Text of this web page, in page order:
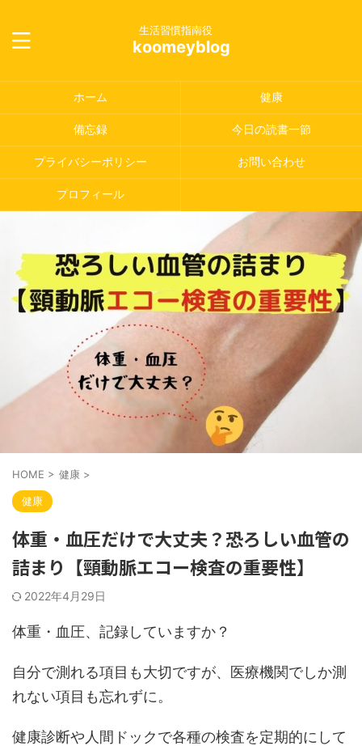
生活習慣指南役
koomeyblog
ホーム 健康
備忘録 今日の読書一節
プライバシーポリシー お問い合わせ
プロフィール
HOME > 健康 >
健康
体重・血圧だけで大丈夫？恐ろしい血管の
詰まり【頸動脈エコー検査の重要性】
2022年4月29日
体重・血圧、記録していますか？
自分で測れる項目も大切ですが、医療機関でしか測
れない項目も忘れずに。
健康診断や人間ドックで各種の検査を定期的にして